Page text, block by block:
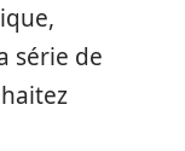
série de